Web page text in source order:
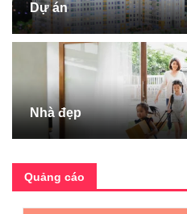
Dự án
Nhà đẹp
Quảng cáo